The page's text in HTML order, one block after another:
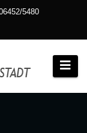
5480